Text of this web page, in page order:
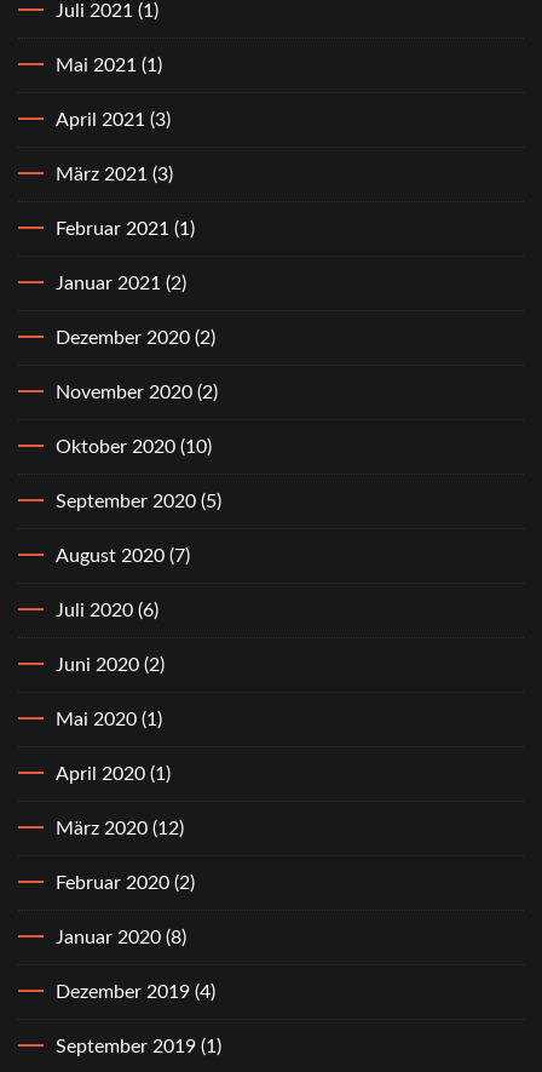
Juli 2021 (1)
Mai 2021 (1)
April 2021 (3)
März 2021 (3)
Februar 2021 (1)
Januar 2021 (2)
Dezember 2020 (2)
November 2020 (2)
Oktober 2020 (10)
September 2020 (5)
August 2020 (7)
Juli 2020 (6)
Juni 2020 (2)
Mai 2020 (1)
April 2020 (1)
März 2020 (12)
Februar 2020 (2)
Januar 2020 (8)
Dezember 2019 (4)
September 2019 (1)